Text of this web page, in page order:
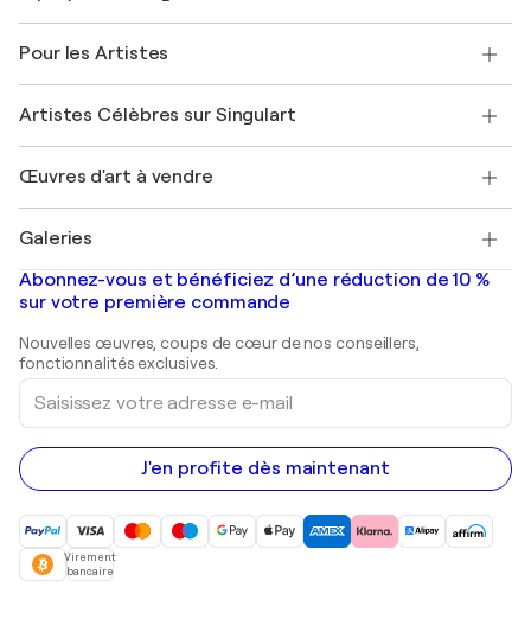
Offrir une carte cadeau
Rejoignez notre programme commercial
Mon compte
+33 1 76 44 06 42
FAQ
Magazine Singulart
Emplois
Découvrez une sélection d'art original
Pour les Artistes
Se connecter en tant qu'Artiste
Artistes Célèbres sur Singulart
Marc Chagall
Banksy
Mr. Brainwash
Shepard Fairey
Œuvres d'art à vendre
Tableaux abstraits à vendre
Peintures de paysage
Estampes
Peintures acryliques
Galeries
Galeries d'art en France
Galeries d'art en Belgique
Abonnez-vous et bénéficiez d’une réduction de 10 %
sur votre première commande
Nouvelles œuvres, coups de cœur de nos conseillers,
fonctionnalités exclusives.
Saisissez
votre
adresse
e-
mail
J'en profite dès maintenant
Virement
bancaire